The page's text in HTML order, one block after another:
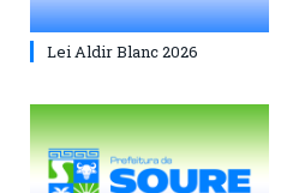
Lei Aldir Blanc 2026